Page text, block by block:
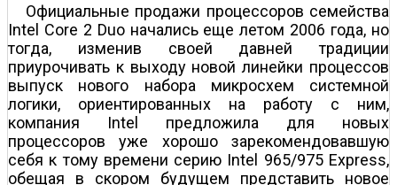
Официальные продажи процессоров семейства
Intel Core 2 Duo начались еще летом 2006 года, но
тогда, изменив своей давней традиции
приурочивать к выходу новой линейки процессов
выпуск нового набора микросхем системной
логики, ориентированных на работу с ним,
компания Intel предложила для новых
процессоров уже хорошо зарекомендовавшую
себя к тому времени серию Intel 965/975 Express,
обещая в скором будущем представить новое